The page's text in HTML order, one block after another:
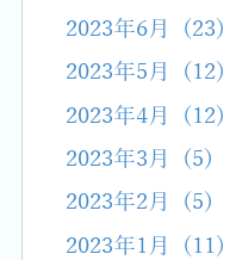
2023年6月 (23)
2023年5月 (12)
2023年4月 (12)
2023年3月 (5)
2023年2月 (5)
2023年1月 (11)